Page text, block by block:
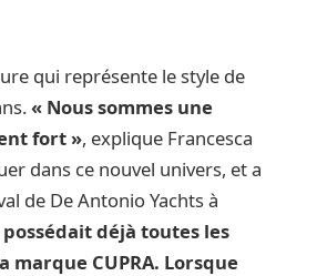
qui représente le style de
« Nous sommes une
fort », explique Francesca
dans ce nouvel univers, et a
de De Antonio Yachts à
déjà toutes les
CUPRA. Lorsque